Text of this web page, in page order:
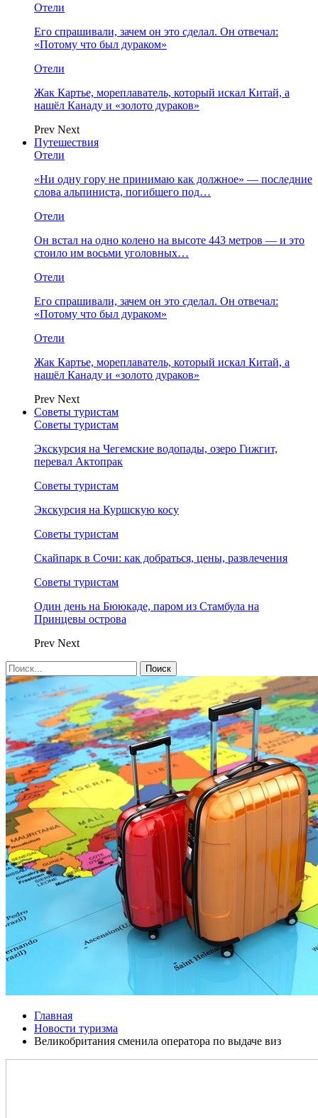
Отели
Его спрашивали, зачем он это сделал. Он отвечал:
«Потому что был дураком»
Отели
Жак Картье, мореплаватель, который искал Китай, а
нашёл Канаду и «золото дураков»
Prev Next
Путешествия
Отели
«Ни одну гору не принимаю как должное» — последние
слова альпиниста, погибшего под…
Отели
Он встал на одно колено на высоте 443 метров — и это
стоило им восьми уголовных…
Отели
Его спрашивали, зачем он это сделал. Он отвечал:
«Потому что был дураком»
Отели
Жак Картье, мореплаватель, который искал Китай, а
нашёл Канаду и «золото дураков»
Prev Next
Советы туристам
Советы туристам
Экскурсия на Чегемские водопады, озеро Гижгит,
перевал Актопрак
Советы туристам
Экскурсия на Куршскую косу
Советы туристам
Скайпарк в Сочи: как добраться, цены, развлечения
Советы туристам
Один день на Бююкаде, паром из Стамбула на
Принцевы острова
Prev Next
Главная
Новости туризма
Великобритания сменила оператора по выдаче виз